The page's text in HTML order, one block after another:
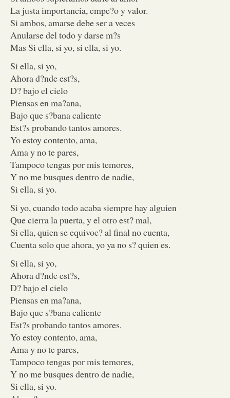
La justa importancia, empe?o y valor.
Si ambos, amarse debe ser a veces
Anularse del todo y darse m?s
Mas Si ella, si yo, si ella, si yo.
Si ella, si yo,
Ahora d?nde est?s,
D? bajo el cielo
Piensas en ma?ana,
Bajo que s?bana caliente
Est?s probando tantos amores.
Yo estoy contento, ama,
Ama y no te pares,
Tampoco tengas por mis temores,
Y no me busques dentro de nadie,
Si ella, si yo.
Si yo, cuando todo acaba siempre hay alguien
Que cierra la puerta, y el otro est? mal,
Si ella, quien se equivoc? al final no cuenta,
Cuenta solo que ahora, yo ya no s? quien es.
Si ella, si yo,
Ahora d?nde est?s,
D? bajo el cielo
Piensas en ma?ana,
Bajo que s?bana caliente
Est?s probando tantos amores.
Yo estoy contento, ama,
Ama y no te pares,
Tampoco tengas por mis temores,
Y no me busques dentro de nadie,
Si ella, si yo.